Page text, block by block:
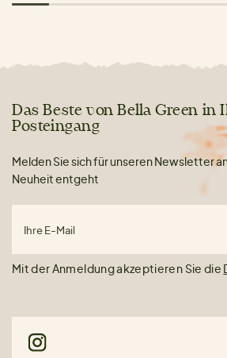
Das Beste von Bella Green in
Posteingang
Melden Sie sich für unseren Newsletter
Neuheit entgeht
Ihre E-Mail
Mit der Anmeldung akzeptieren Sie die